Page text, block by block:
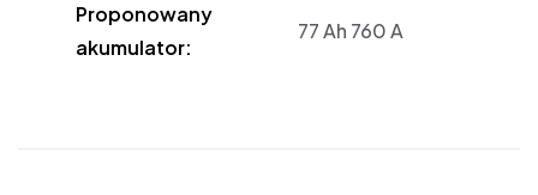
Proponowany
akumulator:
77 Ah 760 A